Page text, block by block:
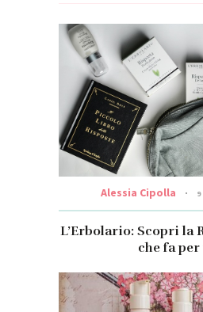
Alessia Cipolla
L’Erbolario: Scopri la
che fa per